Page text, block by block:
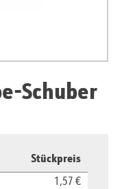
Schuber
Stückpreis
1,57 €